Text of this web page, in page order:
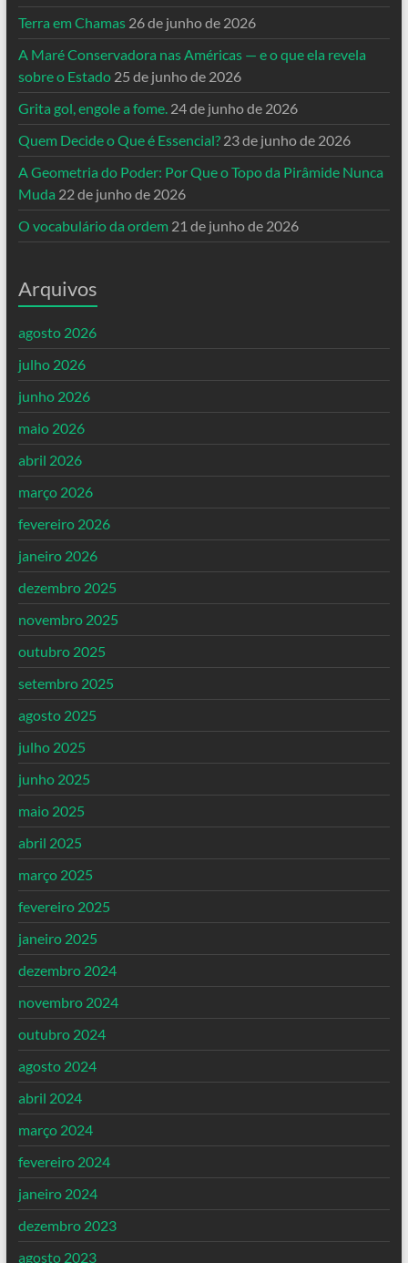
Terra em Chamas 26 de junho de 2026
A Maré Conservadora nas Américas — e o que ela revela
sobre o Estado 25 de junho de 2026
Grita gol, engole a fome. 24 de junho de 2026
Quem Decide o Que é Essencial? 23 de junho de 2026
A Geometria do Poder: Por Que o Topo da Pirâmide Nunca
Muda 22 de junho de 2026
O vocabulário da ordem 21 de junho de 2026
Arquivos
agosto 2026
julho 2026
junho 2026
maio 2026
abril 2026
março 2026
fevereiro 2026
janeiro 2026
dezembro 2025
novembro 2025
outubro 2025
setembro 2025
agosto 2025
julho 2025
junho 2025
maio 2025
abril 2025
março 2025
fevereiro 2025
janeiro 2025
dezembro 2024
novembro 2024
outubro 2024
agosto 2024
abril 2024
março 2024
fevereiro 2024
janeiro 2024
dezembro 2023
agosto 2023